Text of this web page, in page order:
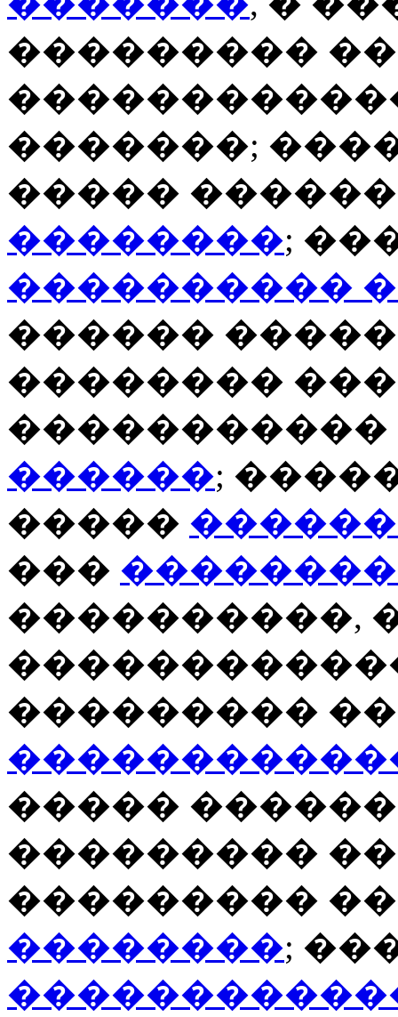
���������
�������;
�����
��������;
����������
������
��������
�����������
������;
�����
���
����������,
���������
�����
���������
���������
��������;